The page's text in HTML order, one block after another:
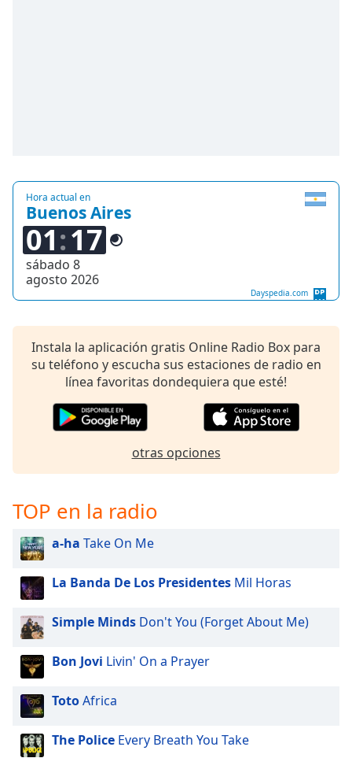
Hora actual en
Buenos Aires
01 17
sábado 8
agosto 2026
Dayspedia.com
Instala la aplicación gratis Online Radio Box para
su teléfono y escucha sus estaciones de radio en
línea favoritas dondequiera que esté!
otras opciones
TOP en la radio
a-ha Take On Me
La Banda De Los Presidentes Mil Horas
Simple Minds Don't You (Forget About Me)
Bon Jovi Livin' On a Prayer
TotoAfrica
The Police Every Breath You Take